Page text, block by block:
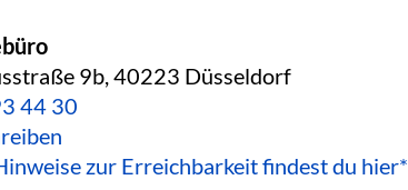
9b, 40223 Düsseldorf
44 30
zur Erreichbarkeit findest du hier*